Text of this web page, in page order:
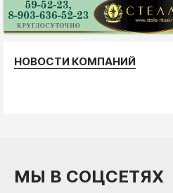
НОВОСТИ КОМПАНИЙ
МЫ В СОЦСЕТЯХ